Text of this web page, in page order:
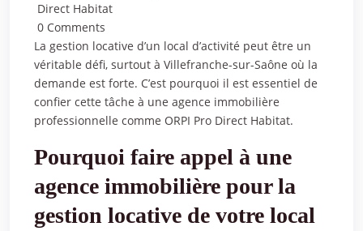
Direct Habitat
0 Comments
La gestion locative d’un local d’activité peut être un
véritable défi, surtout à Villefranche-sur-Saône où la
demande est forte. C’est pourquoi il est essentiel de
confier cette tâche à une agence immobilière
professionnelle comme ORPI Pro Direct Habitat.
Pourquoi faire appel à une
agence immobilière pour la
gestion locative de votre local